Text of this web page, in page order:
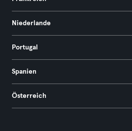
Niederlande
Portugal
Spanien
Österreich